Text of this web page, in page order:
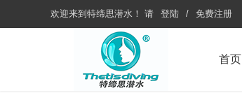
欢迎来到 特缔思潜水 ！ 请 登陆 / 免费注册
首页